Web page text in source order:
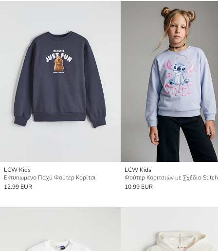
LCW Kids
Εκτυπωμένο Παχύ Φούτερ Κορίτσι
12.99 EUR
LCW Kids
Φούτερ Κοριτσιών με Σχέδιο Stitch
10.99 EUR